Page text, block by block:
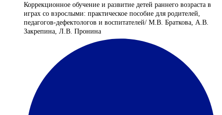
Коррекционное обучение и развитие детей раннего возраста в
играх со взрослыми: практическое пособие для родителей,
педагогов-дефектологов и воспитателей/ М.В. Браткова, А.В.
Закрепина, Л.В. Пронина